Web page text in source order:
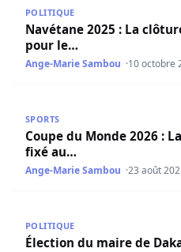
POLITIQUE
Navétane 2025 : La
pour le…
Ange-Marie Sambou 10 octobre
SPORTS
Coupe du Monde 2026 :
fixé au…
Ange-Marie Sambou 23 août
POLITIQUE
Élection du maire de